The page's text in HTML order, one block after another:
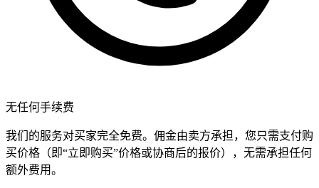
无任何手续费
我们的服务对买家完全免费。佣金由卖方承担，您只需支付购
买价格（即“立即购买”价格或协商后的报价），无需承担任何
额外费用。